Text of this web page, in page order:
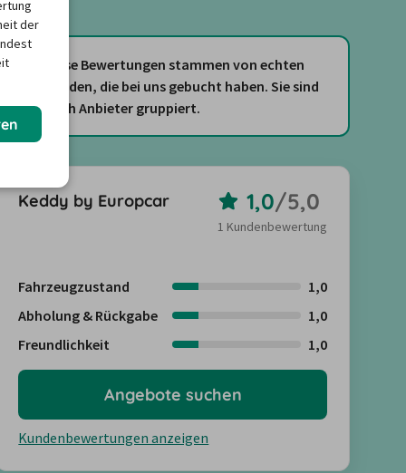
Diese Bewertungen stammen von echten
Kunden, die bei uns gebucht haben. Sie sind
nach Anbieter gruppiert.
Keddy by Europcar 1,0/5,0
1 Kundenbewertung
Fahrzeugzustand
1,0
Abholung & Rückgabe
1,0
Freundlichkeit
1,0
Kundenbewertungen anzeigen
Angebote suchen
der